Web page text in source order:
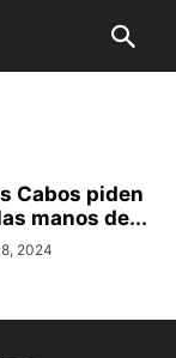
Cabos piden
manos de...
2024